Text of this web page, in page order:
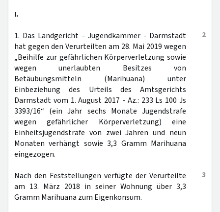
I.
2
1. Das Landgericht - Jugendkammer - Darmstadt
hat gegen den Verurteilten am 28. Mai 2019 wegen
„Beihilfe zur gefährlichen Körperverletzung sowie
wegen unerlaubten Besitzes von
Betäubungsmitteln (Marihuana) unter
Einbeziehung des Urteils des Amtsgerichts
Darmstadt vom 1. August 2017 - Az.: 233 Ls 100 Js
3393/16“ (ein Jahr sechs Monate Jugendstrafe
wegen gefährlicher Körperverletzung) eine
Einheitsjugendstrafe von zwei Jahren und neun
Monaten verhängt sowie 3,3 Gramm Marihuana
eingezogen.
3
Nach den Feststellungen verfügte der Verurteilte
am 13. März 2018 in seiner Wohnung über 3,3
Gramm Marihuana zum Eigenkonsum.